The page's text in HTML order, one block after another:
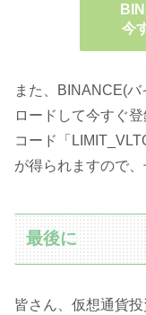
今
また、BINANCE(
ロードして今すぐ
コード「
が得られますので
最後に
皆さん、仮想通貨